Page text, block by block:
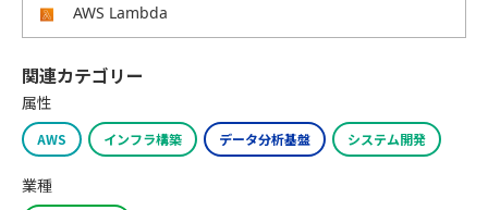
AWS Lambda
関連カテゴリー
属性
AWS インフラ構築 データ分析基盤 システム開発
業種